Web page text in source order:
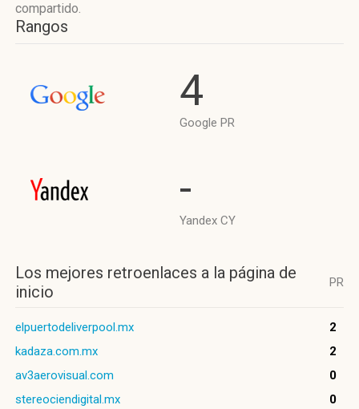
compartido.
Rangos
4
Google PR
-
Yandex CY
Los mejores retroenlaces a la página de
inicio
PR
elpuertodeliverpool.mx
2
kadaza.com.mx
2
av3aerovisual.com
0
stereociendigital.mx
0